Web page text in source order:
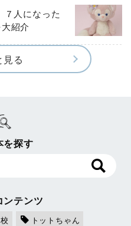
７人になった
紹介
見る
を探す
ンテンツ
トットちゃん